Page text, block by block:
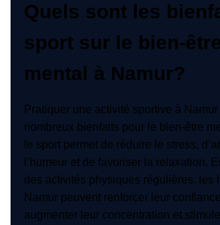
Quels sont les
sport sur le bien-être
mental à Namur?
Pratiquer une activité sportive à
nombreux bienfaits pour le bien-être
le sport permet de réduire le stress,
l’humeur et de favoriser la relaxation.
des activités physiques régulières, les
Namur peuvent renforcer leur
augmenter leur concentration et